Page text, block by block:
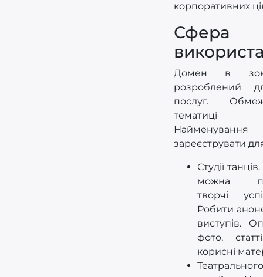
корпоративних
Сфера
Домен в
розроблений
послуг.
тематиці
зареєструвати
Студії
можна
творчі
Робити
виступів.
фото,
корисні